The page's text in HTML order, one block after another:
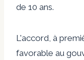
de 10 ans.
L'accord, à
favorable au